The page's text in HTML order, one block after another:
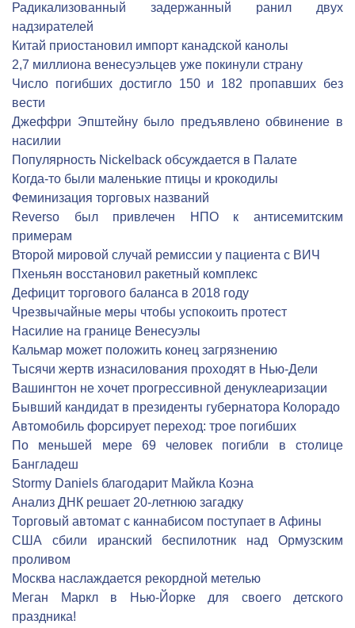
Радикализованный задержанный ранил двух
надзирателей
Китай приостановил импорт канадской канолы
2,7 миллиона венесуэльцев уже покинули страну
Число погибших достигло 150 и 182 пропавших без
вести
Джеффри Эпштейну было предъявлено обвинение в
насилии
Популярность Nickelback обсуждается в Палате
Когда-то были маленькие птицы и крокодилы
Феминизация торговых названий
Reverso был привлечен НПО к антисемитским
примерам
Второй мировой случай ремиссии у пациента с ВИЧ
Пхеньян восстановил ракетный комплекс
Дефицит торгового баланса в 2018 году
Чрезвычайные меры чтобы успокоить протест
Насилие на границе Венесуэлы
Кальмар может положить конец загрязнению
Тысячи жертв изнасилования проходят в Нью-Дели
Вашингтон не хочет прогрессивной денуклеаризации
Бывший кандидат в президенты губернатора Колорадо
Автомобиль форсирует переход: трое погибших
По меньшей мере 69 человек погибли в столице
Бангладеш
Stormy Daniels благодарит Майкла Коэна
Анализ ДНК решает 20-летнюю загадку
Торговый автомат с каннабисом поступает в Афины
США сбили иранский беспилотник над Ормузским
проливом
Москва наслаждается рекордной метелью
Меган Маркл в Нью-Йорке для своего детского
праздника!